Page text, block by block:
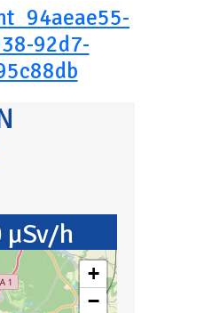
92d7-
µSv/h
+
−